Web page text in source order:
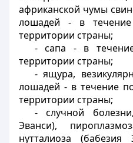
африканской чумы
лошадей - в
территории страны;
- сапа - в
территории страны;
- ящура,
лошадей - в течение
территории страны;
- случной
Эванси),
нутталиоза